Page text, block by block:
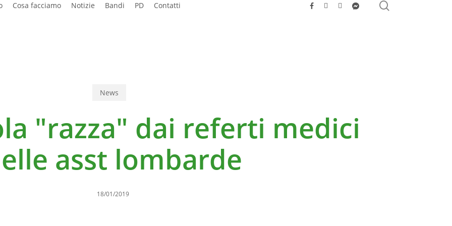
Cosa facciamo Notizie Bandi PD Contatti facebook
youtubeinstagrammessenger
News
"razza" dai referti medici
asst lombarde
18/01/2019